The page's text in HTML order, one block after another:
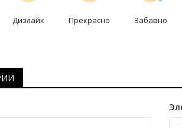
Дизлайк Прекрасно Забавно
результат на...
уверены – потенциал у спортсменов есть.